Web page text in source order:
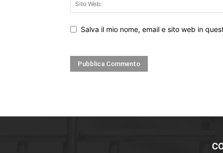
Salva il mio nome, email e sito web in